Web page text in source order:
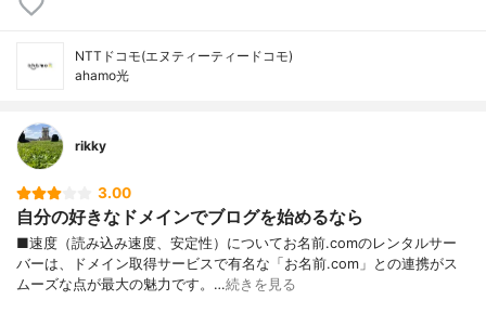
NTTドコモ(エヌティーティードコモ)
ahamo光
rikky
3.00
自分の好きなドメインでブログを始めるなら
■速度（読み込み速度、安定性）についてお名前.comのレンタルサー
バーは、ドメイン取得サービスで有名な「お名前.com」との連携がス
ムーズな点が最大の魅力です。…続きを見る